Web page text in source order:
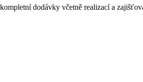
dodávky včetně realizací a